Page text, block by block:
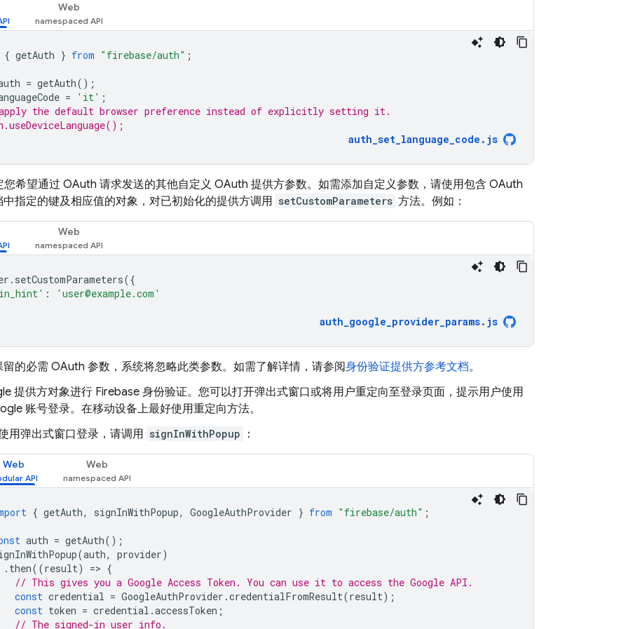
Web
{ getAuth } from "firebase/auth" ;
= getAuth();
= 'it' ;
the default browser preference instead of explicitly setting it.
auth_set_language_code.js
您希望通过 OAuth 请求发送的其他自定义 OAuth 提供方参数。如需添加自定义参数，请使用包含 OAuth
中指定的键及相应值的对象，对已初始化的提供方调用 setCustomParameters 方法。例如：
Web
. setCustomParameters({
:
'user@example.com'
auth_google_provider_params. js
留的必需 OAuth 参数，系统将忽略此类参数。如需了解详情，请参阅身份验证提供方参考文档。
提供方对象进行 Firebase 身份验证。您可以打开弹出式窗口或将用户重定向至登录页面，提示用户使用
账号登录。在移动设备上最好使用重定向方法。
用弹出式窗口登录，请调用 signInWithPopup ：
Web Web
{ getAuth, signInWithPopup, GoogleAuthProvider } from "firebase/auth" ;
auth = getAuth();
(auth, provider)
. then((result) => {
// This gives you a Google Access Token. You can use it to access the Google API.
const credential = GoogleAuthProvider .credentialFromResult(result);
const token = credential .accessToken ;
// The signed-in user info.